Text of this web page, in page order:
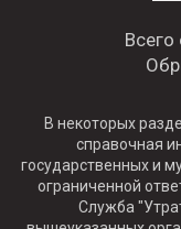
В некоторых
справочная
государственных и
ограниченной
Служба